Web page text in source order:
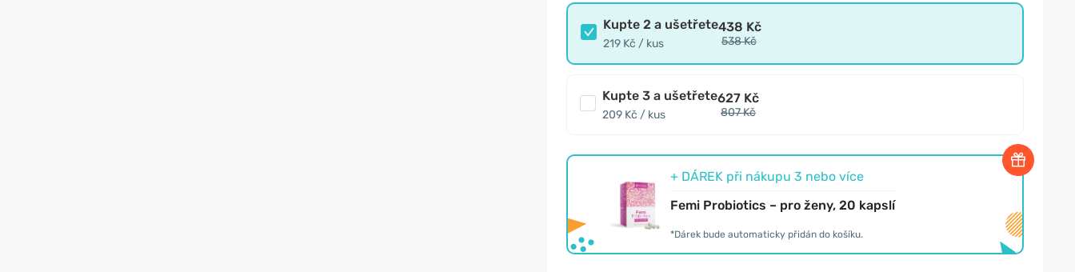
Kupte 2 a ušetřete
219 Kč / kus
438 Kč
538 Kč
Kupte 3 a ušetřete
209 Kč / kus
627 Kč
807 Kč
+ DÁREK při nákupu 3 nebo více
Femi Probiotics – pro ženy, 20 kapslí
*Dárek bude automaticky přidán do košíku.